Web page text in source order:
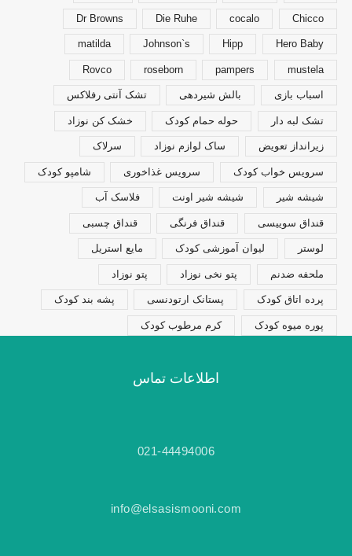
Chicco
cocalo
Die Ruhe
Dr Browns
Hero Baby
Hipp
Johnson`s
matilda
mustela
pampers
roseborn
Rovco
اسباب بازی بالش شیردهی تشک آنتی رفلاکس
تشک لبه دار حوله حمام کودک خشک کن نوزاد
زیرانداز تعویض ساک لوازم نوزاد سرلاک
سرویس خواب کودک سرویس غذاخوری شامپو کودک
شیشه شیر شیشه شیر اونت فلاسک آب
قنداق سوییسی قنداق فرنگی قنداق چسبی
لوستر لیوان آموزشی کودک مایع استریل
ملحفه ضدنم پتو نخی نوزاد پتو نوزاد
پرده اتاق کودک پستانک ارتودنسی پشه بند کودک
پوره میوه کودک کرم مرطوب کودک
اطلاعات تماس
021-44494006
info@elsasismooni.com